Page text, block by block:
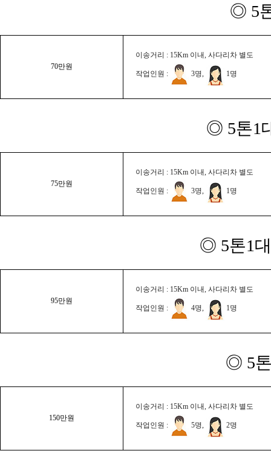
◎ 5
70만원
이송거리 : 15Km 이내, 사다리차 별도
작업인원 : 3명, 1명
◎ 5톤1
75만원
이송거리 : 15Km 이내, 사다리차 별도
작업인원 : 3명, 1명
◎ 5톤1
95만원
이송거리 : 15Km 이내, 사다리차 별도
작업인원 : 4명, 1명
◎ 5
150만원
이송거리 : 15Km 이내, 사다리차 별도
작업인원 : 5명, 2명